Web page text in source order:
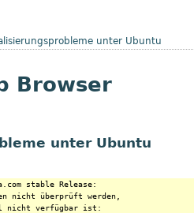
unter Ubuntu
Browser
unter Ubuntu
stable Release:
nicht überprüft werden,
nicht verfügbar ist: